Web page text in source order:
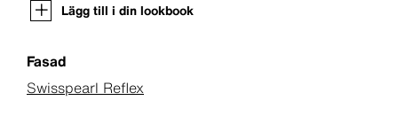
Lägg till i din lookbook
Fasad
Swisspearl Reflex